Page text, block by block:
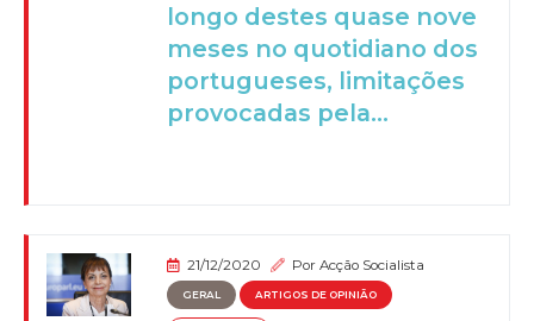
longo destes quase nove
meses no quotidiano dos
portugueses, limitações
provocadas pela...
21/12/2020 PorAcção Socialista
GERAL ARTIGOS DE OPINIÃO